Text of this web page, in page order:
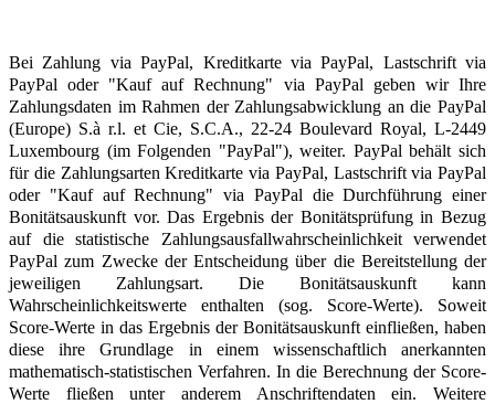
Bei Zahlung via PayPal, Kreditkarte via PayPal, Lastschrift via
PayPal oder "Kauf auf Rechnung" via PayPal geben wir Ihre
Zahlungsdaten im Rahmen der Zahlungsabwicklung an die PayPal
(Europe) S.à r.l. et Cie, S.C.A., 22-24 Boulevard Royal, L-2449
Luxembourg (im Folgenden "PayPal"), weiter. PayPal behält sich
für die Zahlungsarten Kreditkarte via PayPal, Lastschrift via PayPal
oder "Kauf auf Rechnung" via PayPal die Durchführung einer
Bonitätsauskunft vor. Das Ergebnis der Bonitätsprüfung in Bezug
auf die statistische Zahlungsausfallwahrscheinlichkeit verwendet
PayPal zum Zwecke der Entscheidung über die Bereitstellung der
jeweiligen Zahlungsart. Die Bonitätsauskunft kann
Wahrscheinlichkeitswerte enthalten (sog. Score-Werte). Soweit
Score-Werte in das Ergebnis der Bonitätsauskunft einfließen, haben
diese ihre Grundlage in einem wissenschaftlich anerkannten
mathematisch-statistischen Verfahren. In die Berechnung der Score-
Werte fließen unter anderem Anschriftendaten ein. Weitere